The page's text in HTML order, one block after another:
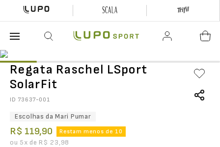
Regata Raschel LSport
SolarFit
ID 73637-001
Escolhas da Mari Pumar
R$ 119,90 Restam menos de 10
ou 5x de R$ 23,98